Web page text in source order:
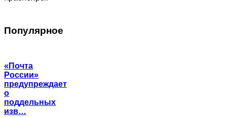
Популярное
«Почта
России»
предупреждает
о
поддельных
изв…